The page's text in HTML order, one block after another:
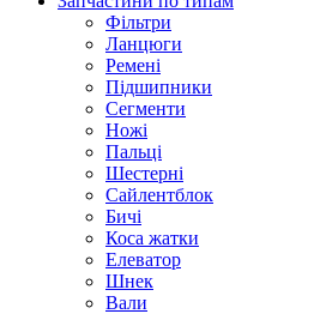
Фільтри
Ланцюги
Ремені
Підшипники
Сегменти
Ножі
Пальці
Шестерні
Сайлентблок
Бичі
Коса жатки
Елеватор
Шнек
Вали